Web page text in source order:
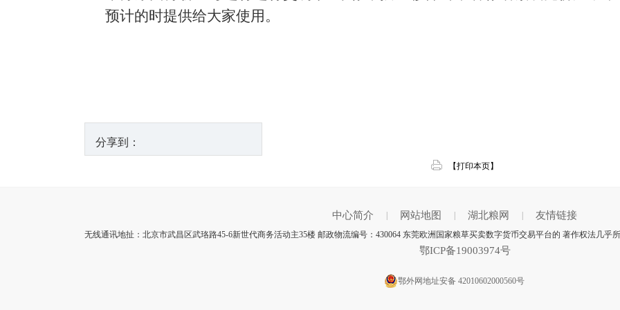
预计的时提供给大家使用。
分享到：
【打印本页】
中心简介 网站地图 湖北粮网 友情链接
无线通讯地扯：北京市武昌区武珞路45-6新世代商务活动主35楼 邮政物流编号：430064 东莞欧洲国家粮草买卖数字货币交易平台的 著作权法几乎
鄂ICP备19003974号
鄂外网地址安备 42010602000560号